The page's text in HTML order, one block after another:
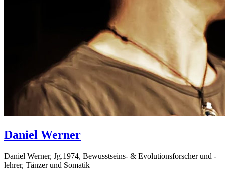
Daniel Werner
Daniel Werner, Jg.1974, Bewusstseins- & Evolutionsforscher und -
lehrer, Tänzer und Somatik